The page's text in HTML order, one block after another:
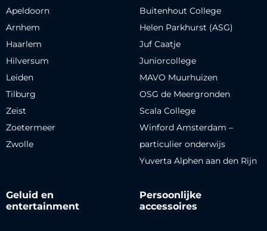
Apeldoorn
Arnhem
Haarlem
Hilversum
Leiden
Tilburg
Zeist
Zoetermeer
Zwolle
Buitenhout College
Helen Parkhurst (ASG)
Juf Caatje
Juniorcollege
MAVO Muurhuizen
OSG de Meergronden
Scala College
Winford Amsterdam –
particulier onderwijs
Yuverta Alphen aan den Rijn
Geluid en
entertainment
Persoonlijke
accessoires